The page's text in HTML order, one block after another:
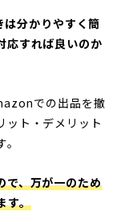
分かりやすく簡
応すれば良いのか
での出品を撤
ット・デメリット
で、万が一のため
す。